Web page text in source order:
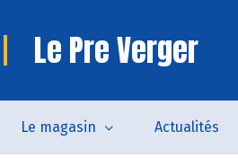
Le Pre Verger
Le magasin Actualités